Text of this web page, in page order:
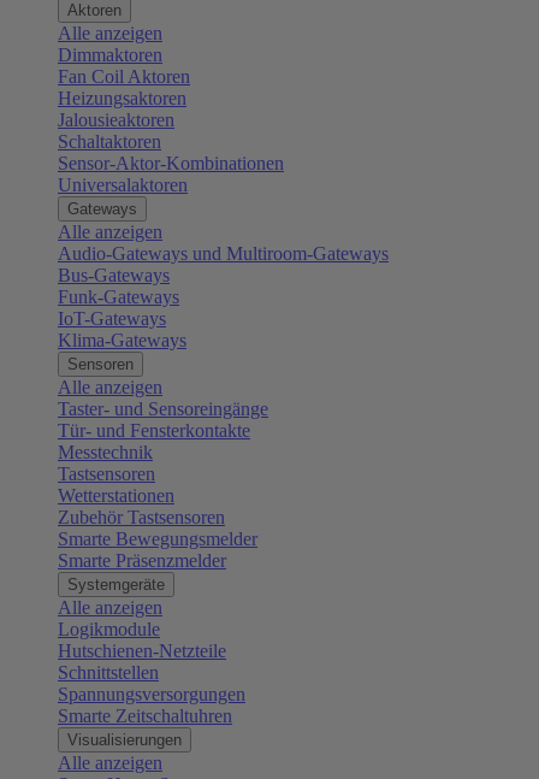
Aktoren
Alle anzeigen
Dimmaktoren
Fan Coil Aktoren
Heizungsaktoren
Jalousieaktoren
Schaltaktoren
Sensor-Aktor-Kombinationen
Universalaktoren
Gateways
Alle anzeigen
Audio-Gateways und Multiroom-Gateways
Bus-Gateways
Funk-Gateways
IoT-Gateways
Klima-Gateways
Sensoren
Alle anzeigen
Taster- und Sensoreingänge
Tür- und Fensterkontakte
Messtechnik
Tastsensoren
Wetterstationen
Zubehör Tastsensoren
Smarte Bewegungsmelder
Smarte Präsenzmelder
Systemgeräte
Alle anzeigen
Logikmodule
Hutschienen-Netzteile
Schnittstellen
Spannungsversorgungen
Smarte Zeitschaltuhren
Visualisierungen
Alle anzeigen